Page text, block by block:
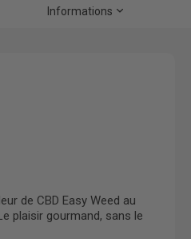
Informations
de CBD Easy Weed au
plaisir gourmand, sans le